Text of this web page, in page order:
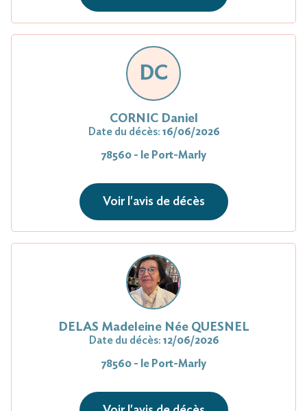
DC
CORNIC Daniel
Date du décès: 16/06/2026
78560 - le Port-Marly
Voir l'avis de décès
DELAS Madeleine Née QUESNEL
Date du décès: 12/06/2026
78560 - le Port-Marly